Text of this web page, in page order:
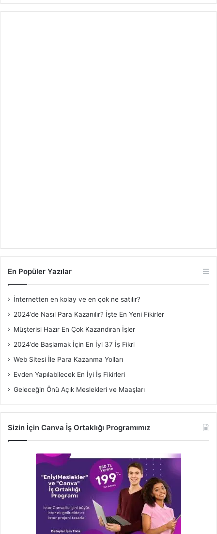
En Popüler Yazılar
İnternetten en kolay ve en çok ne satılır?
2024’de Nasıl Para Kazanılır? İşte En Yeni Fikirler
Müşterisi Hazır En Çok Kazandıran İşler
2024’de Başlamak İçin En İyi 37 İş Fikri
Web Sitesi İle Para Kazanma Yolları
Evden Yapılabilecek En İyi İş Fikirleri
Geleceğin Önü Açık Meslekleri ve Maaşları
Sizin İçin Canva İş Ortaklığı Programımız